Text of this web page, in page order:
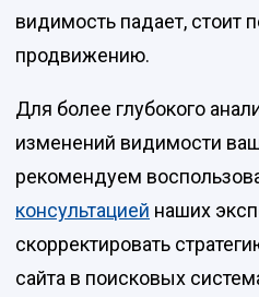
видимость падает, стоит
продвижению.
Для более глубокого
изменений видимости
рекомендуем
консультацией наших
скорректировать
сайта в поисковых